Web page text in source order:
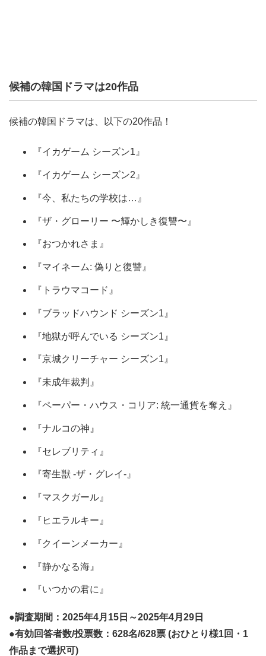
候補の韓国ドラマは20作品
候補の韓国ドラマは、以下の20作品！
『イカゲーム シーズン1』
『イカゲーム シーズン2』
『今、私たちの学校は…』
『ザ・グローリー 〜輝かしき復讐〜』
『おつかれさま』
『マイネーム: 偽りと復讐』
『トラウマコード』
『ブラッドハウンド シーズン1』
『地獄が呼んでいる シーズン1』
『京城クリーチャー シーズン1』
『未成年裁判』
『ペーパー・ハウス・コリア: 統一通貨を奪え』
『ナルコの神』
『セレブリティ』
『寄生獣 -ザ・グレイ-』
『マスクガール』
『ヒエラルキー』
『クイーンメーカー』
『静かなる海』
『いつかの君に』
●調査期間：2025年4月15日～2025年4月29日
●有効回答者数/投票数：628名/628票 (おひとり様1回・1
作品まで選択可)